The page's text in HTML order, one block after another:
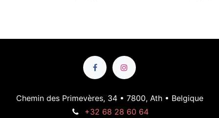
Chemin des Primevères, 34 • 7800, Ath • Belgique
+32 68 28 60 64